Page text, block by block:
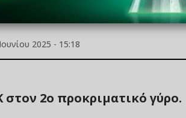
2025 - 15:18
2ο προκριματικό γύρο.